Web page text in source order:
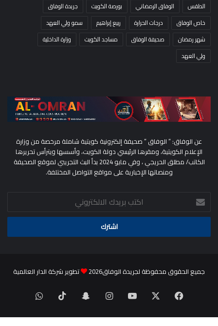
الطقس
الوفاق الرمضاني بورصة الكويت
جريدة الوفاق
خاص الوفاق
درجات الحرارة ربيع إبراهيم
سمو ولي العهد
شهر رمضان
صحيفة الوفاق مساجد الكويت
وزارة الداخلية
ولي العهد
عن الوفاق: ” الوفاق ” صحيفة إلكترونية كويتية شاملة مرخصة من وزارة
الإعلام الكويتية، ومقرها الرئيسي دولة الكويت، وأسسها ويترأس تحريرها
الكاتب/ مطلق الحريجي ، وفي مايو 2024 بدأ البث التجريبي لموقع الصحيفة
ومنصاتها الإخبارية على مواقع التواصل المختلفة.
اكتب
بريدك
الالكتروني
جميع الحقوق محفوظة لجريدة الوفاق2026 تطوير شركة الدار العالمية
فيسبوك ‫YouTubeانستقرامسناب
تشات
‫TikTokواتساب